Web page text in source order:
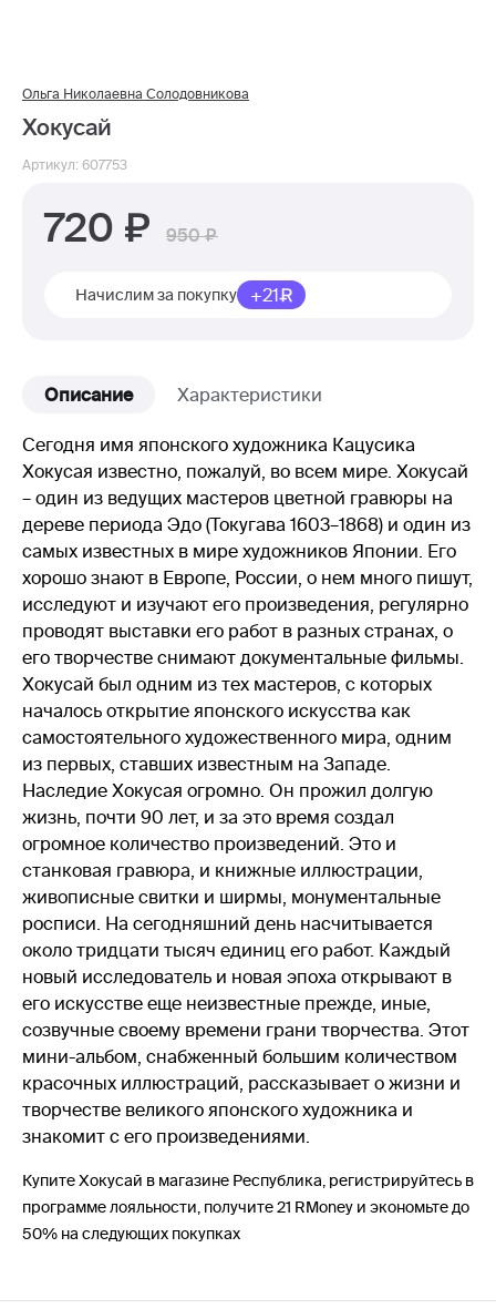
Ольга Николаевна Солодовникова
Хокусай
Артикул: 607753
720 950
Начислим за покупку +21
Описание Характеристики
Сегодня имя японского художника Кацусика
Хокусая известно, пожалуй, во всем мире. Хокусай
– один из ведущих мастеров цветной гравюры на
дереве периода Эдо (Токугава 1603–1868) и один из
самых известных в мире художников Японии. Его
хорошо знают в Европе, России, о нем много пишут,
исследуют и изучают его произведения, регулярно
проводят выставки его работ в разных странах, о
его творчестве снимают документальные фильмы.
Хокусай был одним из тех мастеров, с которых
началось открытие японского искусства как
самостоятельного художественного мира, одним
из первых, ставших известным на Западе.
Наследие Хокусая огромно. Он прожил долгую
жизнь, почти 90 лет, и за это время создал
огромное количество произведений. Это и
станковая гравюра, и книжные иллюстрации,
живописные свитки и ширмы, монументальные
росписи. На сегодняшний день насчитывается
около тридцати тысяч единиц его работ. Каждый
новый исследователь и новая эпоха открывают в
его искусстве еще неизвестные прежде, иные,
созвучные своему времени грани творчества. Этот
мини-альбом, снабженный большим количеством
красочных иллюстраций, рассказывает о жизни и
творчестве великого японского художника и
знакомит с его произведениями.
Купите Хокусай в магазине Республика, регистрируйтесь в
программе лояльности, получите 21 RMoney и экономьте до
50% на следующих покупках